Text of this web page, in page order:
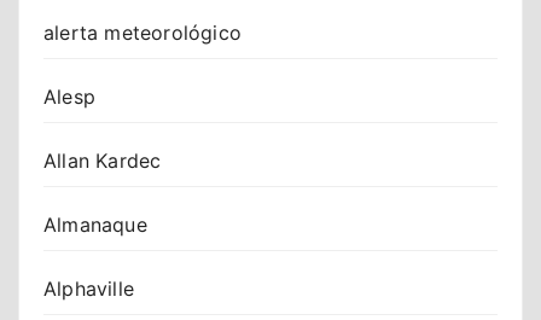
alerta meteorológico
Alesp
Allan Kardec
Almanaque
Alphaville